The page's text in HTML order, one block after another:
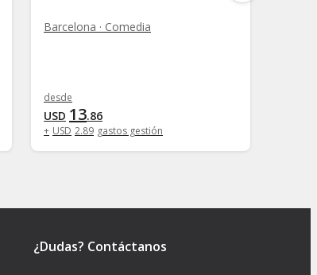
Barcelona · Comedia
desde
USD 13.86
+ USD 2.89 gastos gestión
¿Dudas? Contáctanos